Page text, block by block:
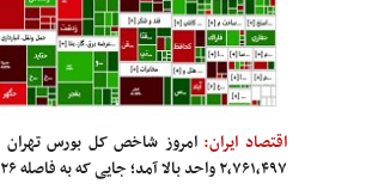
اقتصاد ایران:
۲,۷۶۱,۴۹۷ واحد بالا آمد؛ جایی که به فاصله ۱۲۶ هزار واحدی از کف ۲ میلیون و ۶۳۴ هزار واحد قرار دارد.